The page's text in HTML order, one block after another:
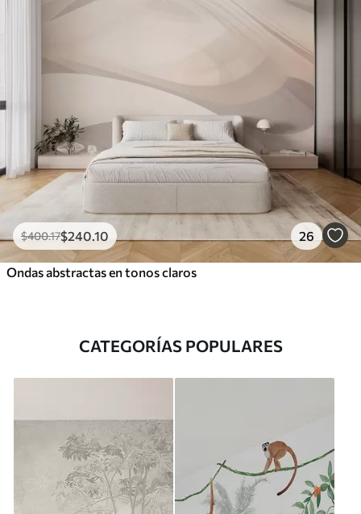
$400.17$240 .10 26
Ondas abstractas en tonos claros
CATEGORÍAS POPULARES